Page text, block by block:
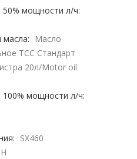
50% мощности л/ч:
масла:
Масло
ТСС Стандарт
20л/Motor oil
100% мощности л/ч:
SX460
H